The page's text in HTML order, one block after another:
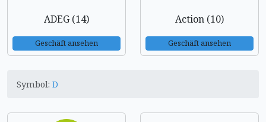
ADEG (14)
Geschäft ansehen
Action (10)
Geschäft ansehen
Symbol: D